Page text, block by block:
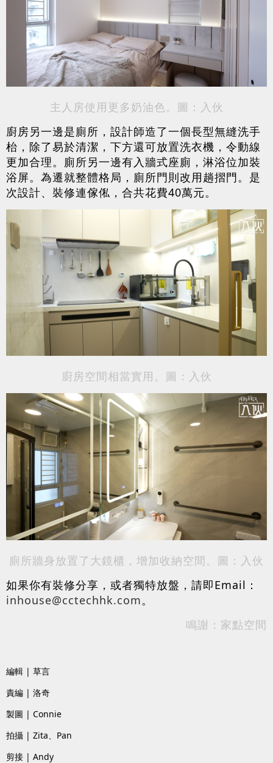
主人房使用更多奶油色。圖：入伙
廚房另一邊是廁所，設計師造了一個長型無縫洗手
枱，除了易於清潔，下方還可放置洗衣機，令動線
更加合理。廁所另一邊有入牆式座廁，淋浴位加裝
浴屏。為遷就整體格局，廁所門則改用趟摺門。是
次設計、裝修連傢俬，合共花費40萬元。
廚房空間相當實用。圖：入伙
廁所牆身放置了大鏡櫃，增加收納空間。圖：入伙
如果你有裝修分享，或者獨特放盤，請即Email：
inhouse@cctechhk.com。
鳴謝：家點空間
編輯 | 草言
責編 | 洛奇
製圖 | Connie
拍攝 | Zita、Pan
剪接 | Andy